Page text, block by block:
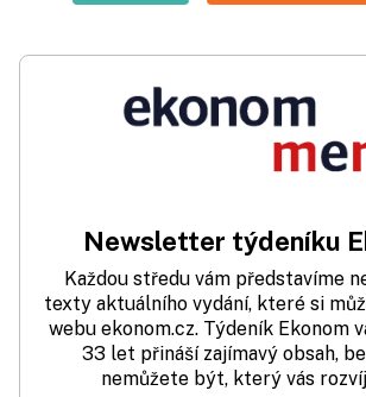
Newsletter týdeníku
Každou středu vám představíme
texty aktuálního vydání, které si
webu ekonom.cz. Týdeník Ekonom
33 let přináší zajímavý obsah,
nemůžete být, který vás